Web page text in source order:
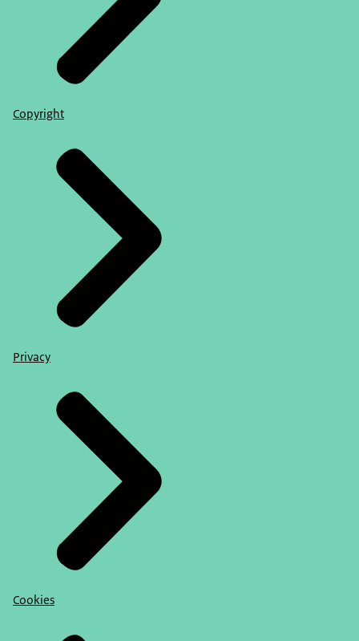
Copyright
Privacy
Cookies